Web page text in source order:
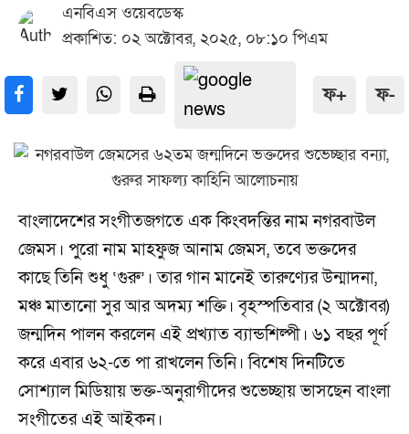
এনবিএস ওয়েবডেস্ক
প্রকাশিত: ০২ অক্টোবর, ২০২৫, ০৮:১০ পিএম
ফ+ ফ-
বাংলাদেশের সংগীতজগতে এক কিংবদন্তির নাম নগরবাউল
জেমস। পুরো নাম মাহফুজ আনাম জেমস, তবে ভক্তদের
কাছে তিনি শুধু ‘গুরু’। তার গান মানেই তারুণ্যের উন্মাদনা,
মঞ্চ মাতানো সুর আর অদম্য শক্তি। বৃহস্পতিবার (২ অক্টোবর)
জন্মদিন পালন করলেন এই প্রখ্যাত ব্যান্ডশিল্পী। ৬১ বছর পূর্ণ
করে এবার ৬২-তে পা রাখলেন তিনি। বিশেষ দিনটিতে
সোশ্যাল মিডিয়ায় ভক্ত-অনুরাগীদের শুভেচ্ছায় ভাসছেন বাংলা
সংগীতের এই আইকন।